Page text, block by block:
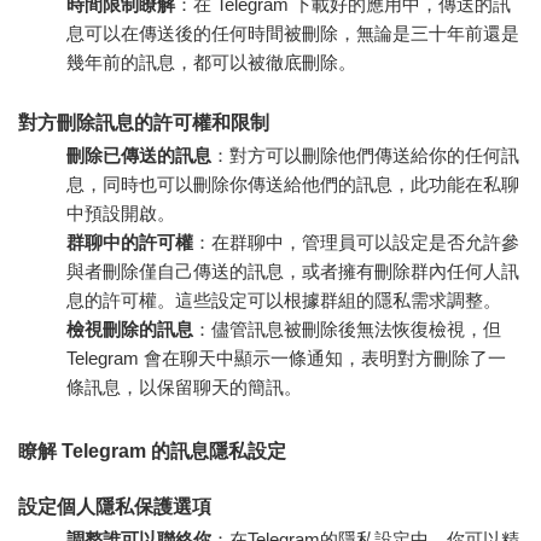
息可以在傳送後的任何時間被刪除，無論是三十年前還是
幾年前的訊息，都可以被徹底刪除。
對方刪除訊息的許可權和限制
刪除已傳送的訊息 ：對方可以刪除他們傳送給你的任何訊
息，同時也可以刪除你傳送給他們的訊息，此功能在私聊
中預設開啟。
群聊中的許可權 ：在群聊中，管理員可以設定是否允許參
與者刪除僅自己傳送的訊息，或者擁有刪除群內任何人訊
息的許可權。這些設定可以根據群組的隱私需求調整。
檢視刪除的訊息 ：儘管訊息被刪除後無法恢復檢視，但
Telegram 會在聊天中顯示一條通知，表明對方刪除了一
條訊息，以保留聊天的簡訊。
瞭解 Telegram 的訊息隱私設定
設定個人隱私保護選項